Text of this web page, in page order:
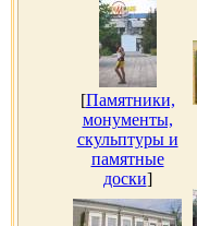
[Памятники,
монументы,
скульптуры и
памятные
доски]